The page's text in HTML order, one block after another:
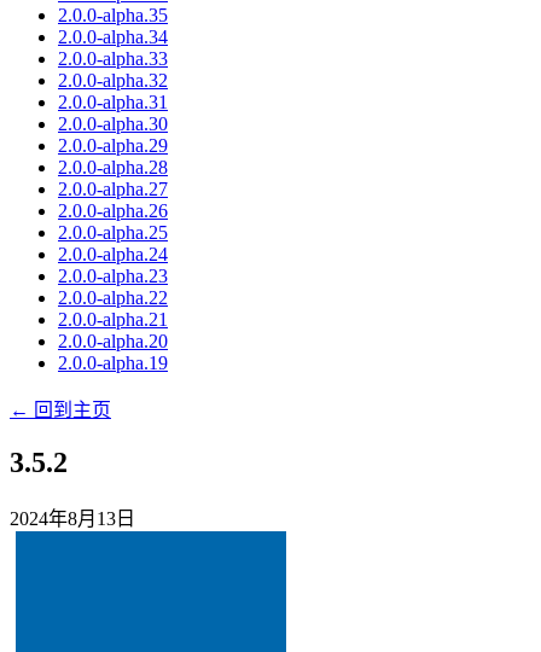
2.0.0-alpha.35
2.0.0-alpha.34
2.0.0-alpha.33
2.0.0-alpha.32
2.0.0-alpha.31
2.0.0-alpha.30
2.0.0-alpha.29
2.0.0-alpha.28
2.0.0-alpha.27
2.0.0-alpha.26
2.0.0-alpha.25
2.0.0-alpha.24
2.0.0-alpha.23
2.0.0-alpha.22
2.0.0-alpha.21
2.0.0-alpha.20
2.0.0-alpha.19
← 回到主页
3.5.2
2024年8月13日